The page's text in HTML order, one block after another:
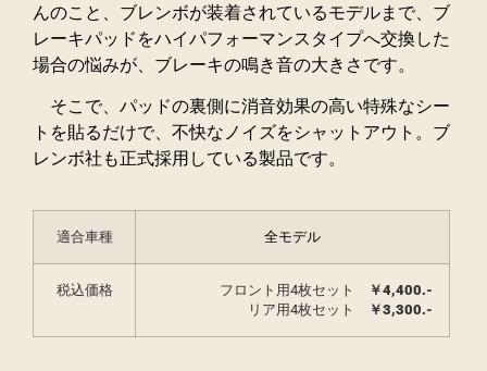
んのこと、ブレンボが装着されているモデルまで、ブ
レーキパッドをハイパフォーマンスタイプへ交換した
場合の悩みが、ブレーキの鳴き音の大きさです。
そこで、パッドの裏側に消音効果の高い特殊なシー
トを貼るだけで、不快なノイズをシャットアウト。ブ
レンボ社も正式採用している製品です。
適合車種 全モデル
税込価格 フロント用4枚セット ￥4,400.-
リア用4枚セット
￥3,300.-